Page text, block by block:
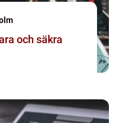
och säkra